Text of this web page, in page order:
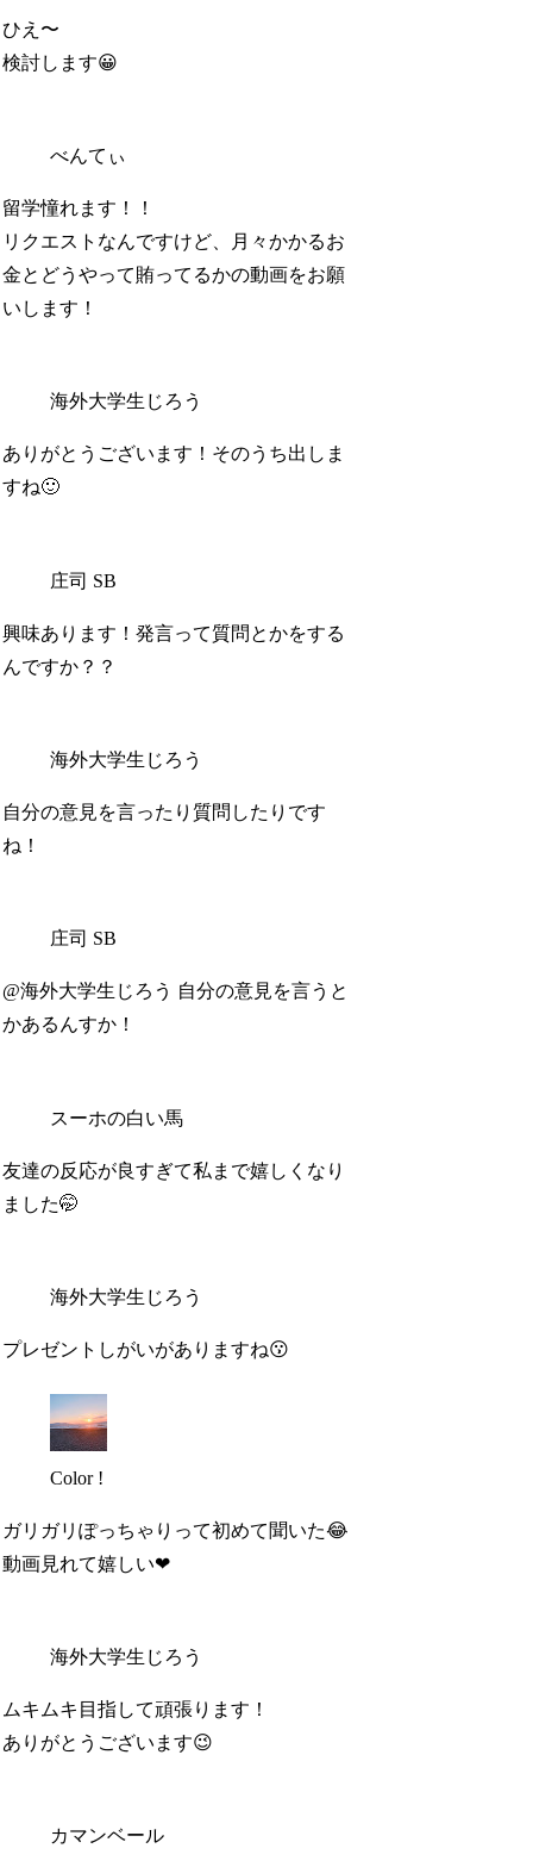
ひえ〜
検討します😀
べんてぃ
留学憧れます！！
リクエストなんですけど、月々かかるお
金とどうやって賄ってるかの動画をお願
いします！
海外大学生じろう
ありがとうございます！そのうち出しま
すね🙂
庄司 SB
興味あります！発言って質問とかをする
んですか？？
海外大学生じろう
自分の意見を言ったり質問したりです
ね！
庄司 SB
@海外大学生じろう 自分の意見を言うと
かあるんすか！
スーホの白い馬
友達の反応が良すぎて私まで嬉しくなり
ました🤭
海外大学生じろう
プレゼントしがいがありますね😗
Color !
ガリガリぽっちゃりって初めて聞いた😂
動画見れて嬉しい❤
海外大学生じろう
ムキムキ目指して頑張ります！
ありがとうございます😉
カマンベール